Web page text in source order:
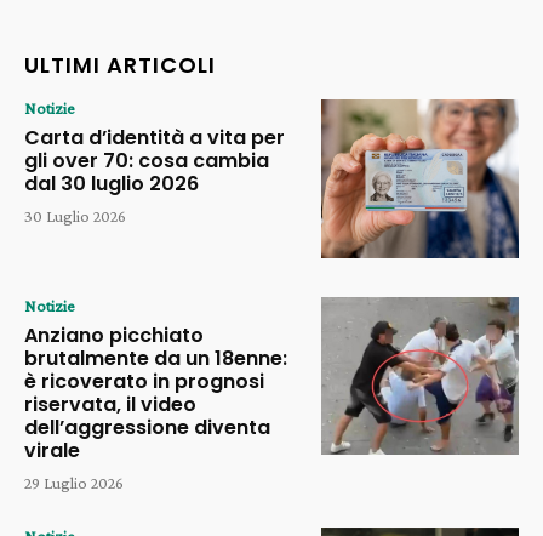
ULTIMI ARTICOLI
Notizie
Carta d’identità a vita per
gli over 70: cosa cambia
dal 30 luglio 2026
30 Luglio 2026
Notizie
Anziano picchiato
brutalmente da un 18enne:
è ricoverato in prognosi
riservata, il video
dell’aggressione diventa
virale
29 Luglio 2026